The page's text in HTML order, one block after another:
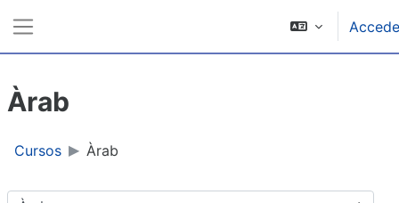
Àrab
Cursos Àrab